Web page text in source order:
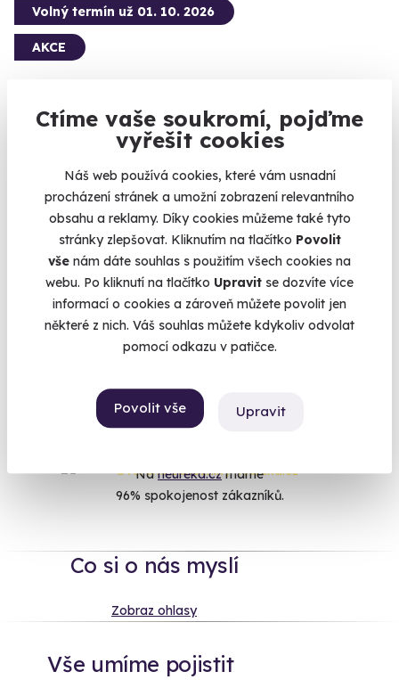
Ctíme vaše soukromí, pojďme
vyřešit cookies
Náš web používá cookies, které vám usnadní
procházení stránek a umožní zobrazení relevantního
obsahu a reklamy. Díky cookies můžeme také tyto
stránky zlepšovat. Kliknutím na tlačítko Povolit
vše nám dáte souhlas s použitím všech cookies na
webu. Po kliknutí na tlačítko Upravit se dozvíte více
informací o cookies a zároveň můžete povolit jen
některé z nich. Váš souhlas můžete kdykoliv odvolat
pomocí odkazu v patičce.
Povolit vše Upravit
Volný termín už 01. 10. 2026
AKCE
Romantický pobyt v Treehousu
Místo, kde budete z verandy koukat ptákům do hnízda.
Křižany (Liberec)
5 590 Kč
5 290 Kč
Zobrazit zážitky na mapě
Naheureka.czmáme
96% spokojenost zákazníků.
Co si o nás myslí
Zobraz ohlasy
Vše umíme pojistit